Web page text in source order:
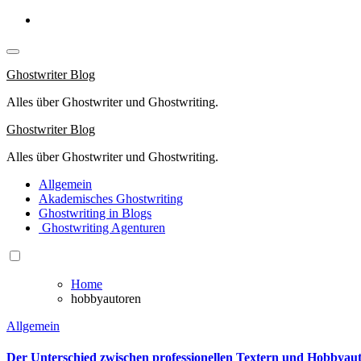
Springe
Inhalt
Ghostwriter Blog
Alles über Ghostwriter und Ghostwriting.
Ghostwriter Blog
Alles über Ghostwriter und Ghostwriting.
Allgemein
Akademisches Ghostwriting
Ghostwriting in Blogs
Ghostwriting Agenturen
Home
hobbyautoren
Allgemein
Der Unterschied zwischen professionellen Textern und